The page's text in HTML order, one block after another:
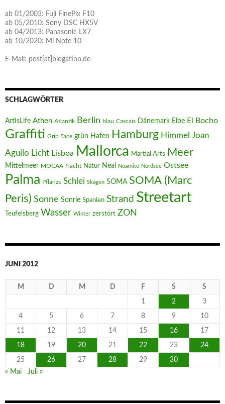
ab 01/2003: Fuji FinePix F10
ab 05/2010: Sony DSC HX5V
ab 04/2013: Panasonic LX7
ab 10/2020: Mi Note 10
E-Mail: post[at]blogatino.de
SCHLAGWÖRTER
ArtIsLife Athen Atlantik Berlin blau Cascais Dänemark Elbe El Bocho
Graffiti Grip Face grün Hafen Hamburg Himmel Joan
Aguilo Licht Lisboa Mallorca Martial Arts Meer
Mittelmeer MOCAA Nacht Natur Neal Noarnito Nordsee Ostsee
Palma Pflanze Schlei Skagen SOMA SOMA (Marc
Peris) Sonne Sonrie Spanien Strand Streetart
Teufelsberg Wasser Winter zerstört ZON
JUNI 2012
M D M D F S S
1 2 3
4 5 6 7 8 9 10
11 12 13 14 15 16 17
18 19 20 21 22 23 24
25 26 27 28 29
30
« Mai
Juli »